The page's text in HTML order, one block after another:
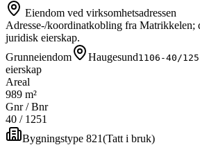
Eiendom ved virksomhetsadressen
Adresse-/koordinatkobling fra Matrikkelen;
juridisk eierskap.
Grunneiendom
Haugesund1106-40/
eierskap
Areal
989 m²
Gnr / Bnr
40 / 1251
Bygningstype 821(Tatt i bruk)